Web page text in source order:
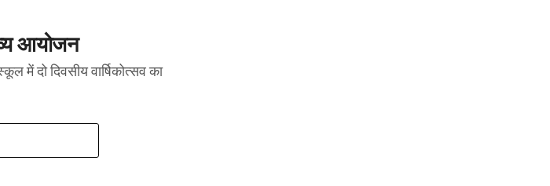
आयोजन
दो दिवसीय वार्षिकोत्सव का